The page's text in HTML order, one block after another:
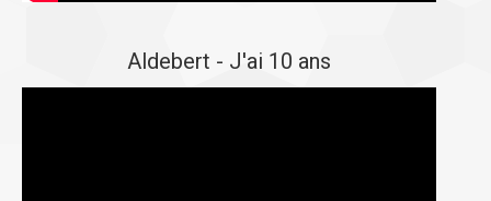
Aldebert - J'ai 10 ans